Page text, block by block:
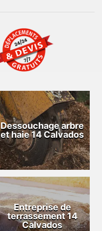
Dessouchage arbre
et haie 14 Calvados
Entreprise de
terrassement 14
Calvados